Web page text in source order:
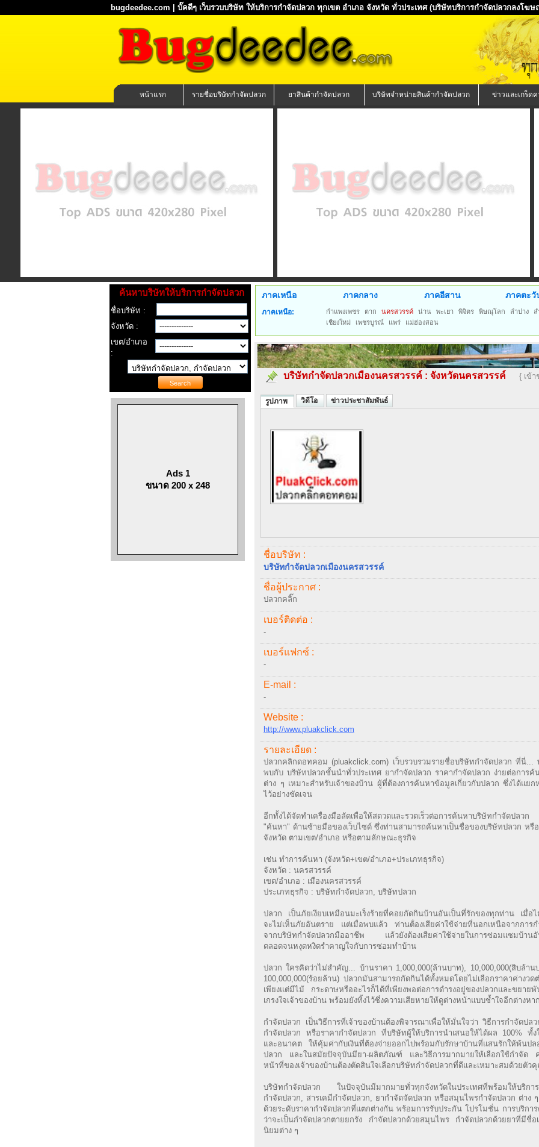
bugdeedee.com | บั๊คดีๆ เว็บรวบบริษัท ให้บริการกำจัดปลวก ทุกเขต อำเภอ จังหวัด ทั่วประเทศ (บริษัทบริการกำจัดปลวกลงโฆ
หน้าแรก รายชื่อบริษัทกำจัดปลวก ยาสินค้ากำจัดปลวก บริษัทจำหน่ายสินค้ากำจัดปลวก ข่าวและเกร็ด
ค้นหาบริษัทให้บริการกำจัดปลวก
ชื่อบริษัท :
จังหวัด :
เขต/อำเภอ
:
Ads 1
ขนาด 200 x 248
ภาคเหนือ ภาคกลาง ภาคอีสาน ภาคตะวั
ภาคเหนือ: กำแพงเพชร ตาก นครสวรรค์ น่าน พะเยา พิจิตร พิษณุโลก ลำปาง
เชียงใหม่
เพชรบูรณ์ แพร่ แม่ฮ่องสอน
บริษัทกำจัดปลวกเมืองนครสวรรค์ : จังหวัดนครสวรรค์ { เข้า
รูปภาพ วิดีโอ ข่าวประชาสัมพันธ์
ชื่อบริษัท :
บริษัทกำจัดปลวกเมืองนครสวรรค์
ชื่อผู้ประกาศ :
ปลวกคลิ๊ก
เบอร์ติดต่อ :
-
เบอร์แฟกซ์ :
-
E-mail :
-
Website :
http://www.pluakclick.com
รายละเอียด :
ปลวกคลิกดอทคอม (pluakclick.com) เว็บรวบรวมรายชื่อบริษัทกำจัดปลวก ที่นี่...
พบกับ บริษัทปลวกชั้นนำทั่วประเทศ ยากำจัดปลวก ราคากำจัดปลวก ง่ายต่อการค้
ต่าง ๆ เหมาะสำหรับเจ้าของบ้าน ผู้ที่ต้องการค้นหาข้อมูลเกี่ยวกับปลวก ซึ่งได้แย
ไว้อย่างชัดเจน
อีกทั้งได้จัดทำเครื่องมือลัดเพื่อให้สดวดและรวดเร็วต่อการค้นหาบริษัทกำจัดปล
"ค้นหา" ด้านซ้ายมือของเว็บไซด์ ซึ่งท่านสามารถค้นหาเป็นชื่อของบริษัทปลวก หรือ
จังหวัด ตามเขต/อำเภอ หรือตามลักษณะธุรกิจ
เช่น ทำการค้นหา (จังหวัด+เขต/อำเภอ+ประเภทธุรกิจ)
จังหวัด : นครสวรรค์
เขต/อำเภอ : เมืองนครสวรรค์
ประเภทธุรกิจ : บริษัทกำจัดปลวก, บริษัทปลวก
ปลวก เป็นภัยเงียบเหมือนมะเร็งร้ายที่คอยกัดกินบ้านอันเป็นที่รักของทุกท่าน เมื่อไ
จะไม่เห็นภัยอันตราย แต่เมื่อพบแล้ว ท่านต้่องเสียค่าใช้จ่ายที่นอกเหนือจากการก
จากบริษัทกำจัดปลวกมืออาชีพ แล้วยังต้องเสียค่าใช้จ่ายในการซ่อมแซมบ้านอั
ตลอดจนหงุดหงิดรำคาญใจกับการซ่อมทำบ้าน
ปลวก ใครคิดว่าไม่สำคัญ... บ้านราคา 1,000,000(ล้านบาท), 10,000,000(สิบล้าน
100,000,000(ร้อยล้าน) ปลวกมันสามารถกัดกินได้ทั้งหมดโดยไม่เลือกราคาค่างว
เพียงแต่มีไม้ กระดาษหรืออะไรก็ได้ที่เพียงพอต่อการดำรงอยู่ของปลวกและขยาย
เกรงใจเจ้าของบ้าน พร้อมยังทิ้งไว้ซึ่งความเสียหายให้ดูต่างหน้าแบบช้ำใจอีกต่างหาก
กำจัดปลวก เป็นวิธีการที่เจ้าของบ้านต้องพิจารณาเพื่อให้มั่นใจว่า วิธีการกำจัดปล
กำจัดปลวก หรือราคากำจัดปลวก ที่บริษัทผู้ให้บริการนำเสนอให้ได้ผล 100% ทั้ง
และอนาคต ให้คุ้มค่ากับเงินที่ต้องจ่ายออกไปพร้อมกับรักษาบ้านที่แสนรักให้พ้นปล
ปลวก และในสมัยปัจจุบันมียา-ผลิตภัณฑ์ และวิธีการมากมายให้เลือกใช้กำจัด ค
หน้าที่ของเจ้าของบ้านต้องตัดสินใจเลือกบริษัทกำจัดปลวกที่ดีและเหมาะสมด้วยตัวคุ
บริษัทกำจัดปลวก ในปัจจุบันมีมากมายทั่วทุกจังหวัดในประเทศที่พร้อมให้บริการ
กำจัดปลวก, สารเคมีกำจัดปลวก, ยากำจัดจัดปลวก หรือสมุนไพรกำจัดปลวก ต่าง
ด้วยระดับราคากำจัดปลวกที่แตกต่างกัน พร้อมการรับประกัน โปรโมชั่น การบริกา
ว่าจะเป็นกำจัดปลวกตายยกรัง กำจัดปลวกด้วยสมุนไพร กำจัดปลวกด้วยยาที่มีชื่อเ
นิยมต่าง ๆ